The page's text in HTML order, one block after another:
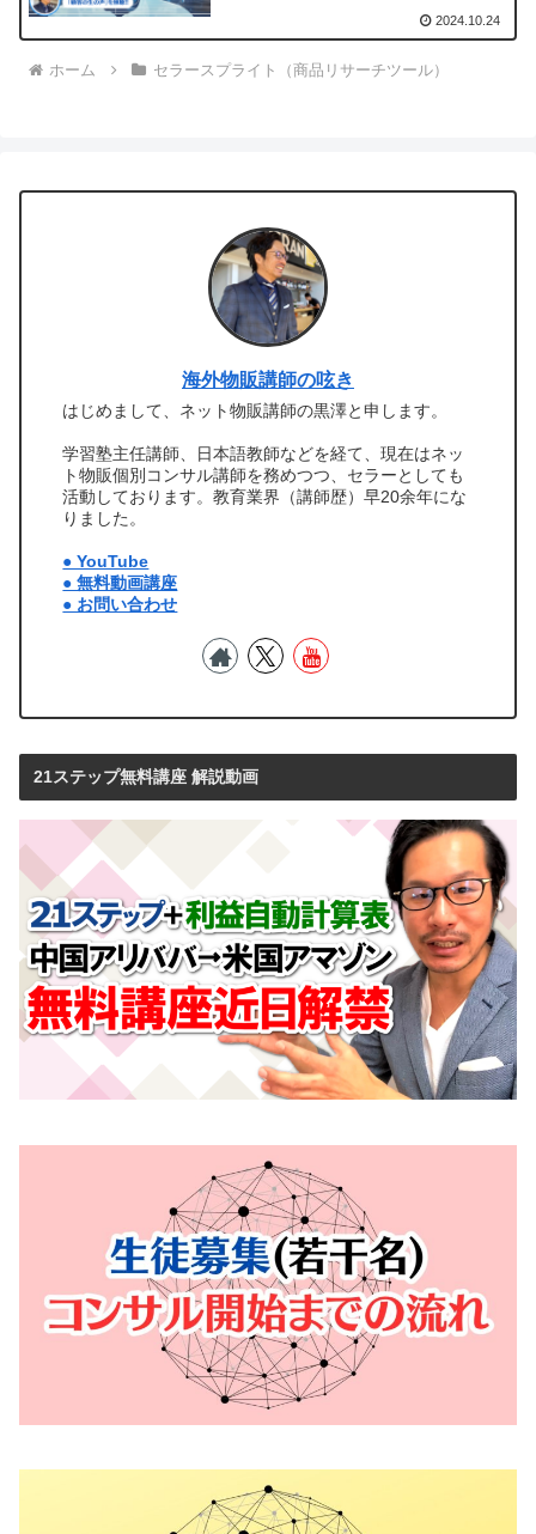
2024.10.24
ホーム セラースプライト（商品リサーチツール）
海外物販講師の呟き
はじめまして、ネット物販講師の黒澤と申します。
学習塾主任講師、日本語教師などを経て、現在はネッ
ト物販個別コンサル講師を務めつつ、セラーとしても
活動しております。教育業界（講師歴）早20余年にな
りました。
● YouTube
● 無料動画講座
● お問い合わせ
21ステップ無料講座 解説動画